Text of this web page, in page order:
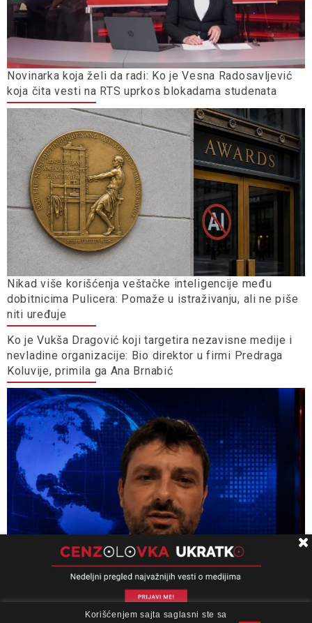
Novinarka koja želi da radi: Ko je Vesna Radosavljević
koja čita vesti na RTS uprkos blokadama studenata
Nikad više korišćenja veštačke inteligencije među
dobitnicima Pulicera: Pomaže u istraživanju, ali ne piše
niti uređuje
Ko je Vukša Dragović koji targetira nezavisne medije i
nevladine organizacije: Bio direktor u firmi Predraga
Koluvije, primila ga Ana Brnabić
Miloš Medenica: Uputstvo za upotrebu
Impresum Podrška Kontakt Newsletter
Korišćenjem sajta saglasni ste sa